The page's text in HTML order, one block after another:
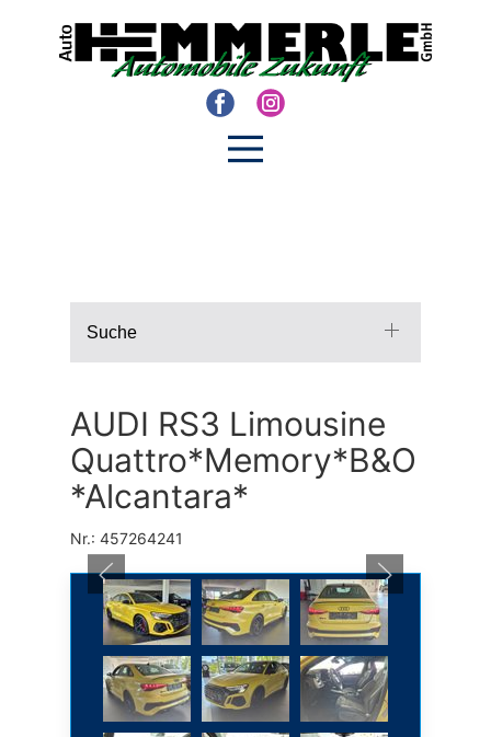
Suche
AUDI RS3 Limousine
Quattro*Memory*B&O
*Alcantara*
Nr.: 457264241